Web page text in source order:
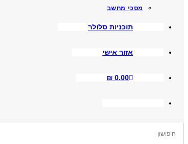
מסכי מחשב
תוכניות סלולר
אזור אישי
₪ 0.00